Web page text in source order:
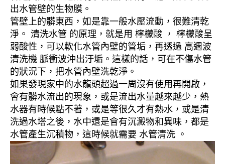
出水管壁的生物膜。
管壁上的髒東西，如是靠一般水壓流動，很難清乾
淨。 清洗水管 的原理，就是用 檸檬酸 ， 檸檬酸呈
弱酸性，可以軟化水管內壁的管垢，再透過 高週波
清洗機 脈衝波沖出汙垢。這樣的話，可在不傷水管
的狀況下，把水管內壁洗乾淨。
如果發現家中的水龍頭超過一周沒有使用再開啟，
會有髒水流出的現象，或是流出水量越來越少，熱
水器有時候點不著，或是等很久才有熱水，或是清
洗過水塔之後，水中還是會有沉澱物和異味，都是
水管產生沉積物，這時候就需要 水管清洗 。